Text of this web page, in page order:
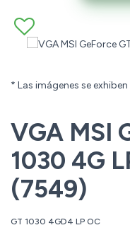
* Las imágenes se
VGA MSI
1030 4G
(7549)
GT 1030 4GD4 LP OC